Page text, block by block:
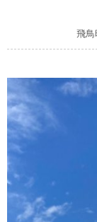
飛鳥